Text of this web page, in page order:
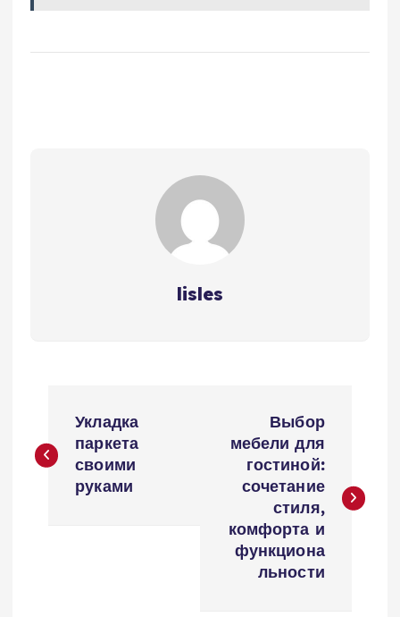
lisles
а
Укладка
паркета
своими
руками
Выбор
мебели для
гостиной:
сочетание
стиля,
комфорта и
функциона
льности